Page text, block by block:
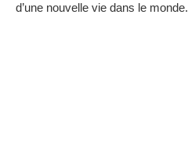
d’une nouvelle vie dans le monde.